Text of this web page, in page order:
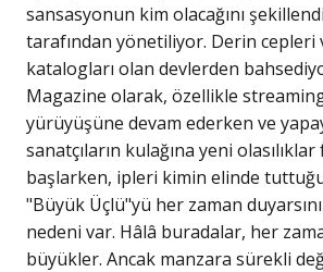
sansasyonun kim olacağını
tarafından yönetiliyor. Derin cepleri
katalogları olan devlerden
Magazine olarak, özellikle
yürüyüşüne devam ederken ve
sanatçıların kulağına yeni olasılıklar
başlarken, ipleri kimin elinde
"Büyük Üçlü"yü her zaman
nedeni var. Hâlâ buradalar, her
büyükler. Ancak manzara sürekli